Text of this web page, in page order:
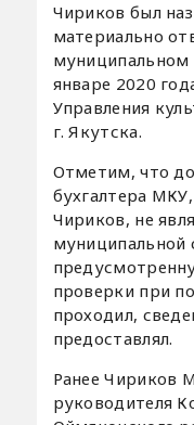
Чириков был
материально
муниципальном
январе 2020
Управления
г. Якутска.
Отметим, что
бухгалтера
Чириков, не
муниципальной
проверки при
проходил,
предоставлял.
Ранее Чириков
руководителя